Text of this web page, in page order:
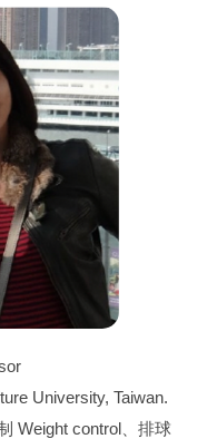
University, Taiwan.
Weight control、排球